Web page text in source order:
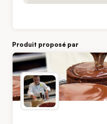
Produit proposé par